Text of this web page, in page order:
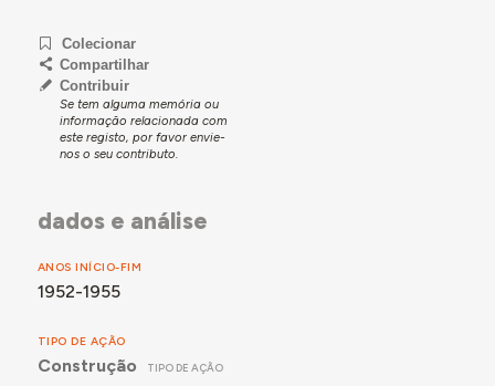
Colecionar
Compartilhar
Contribuir
Se tem alguma memória ou
informação relacionada com
este registo, por favor envie-
nos o seu contributo.
dados e análise
ANOS INÍCIO-FIM
1952-1955
TIPO DE AÇÃO
Construção TIPO DE AÇÃO